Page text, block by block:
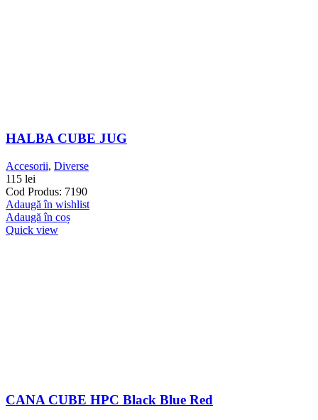
HALBA CUBE JUG
Accesorii, Diverse
115 lei
Cod Produs: 7190
Adaugă în wishlist
Adaugă în coș
Quick view
CANA CUBE HPC Black Blue Red